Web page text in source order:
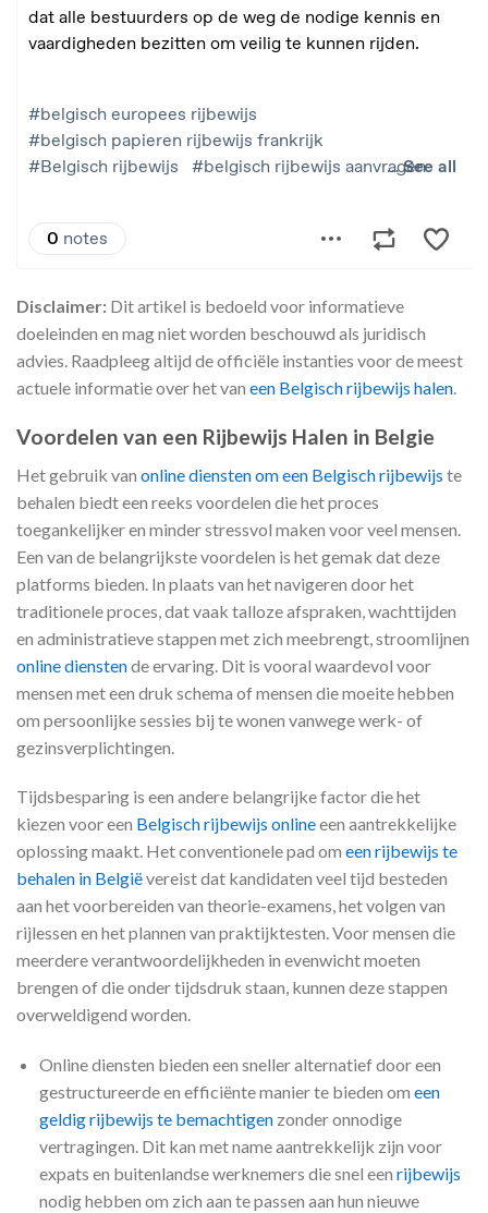
Disclaimer: Dit artikel is bedoeld voor informatieve
doeleinden en mag niet worden beschouwd als juridisch
advies. Raadpleeg altijd de officiële instanties voor de meest
actuele informatie over het van een Belgisch rijbewijs halen.
Voordelen van een Rijbewijs Halen in Belgie
Het gebruik van online diensten om een ​​Belgisch rijbewijs te
behalen biedt een reeks voordelen die het proces
toegankelijker en minder stressvol maken voor veel mensen.
Een van de belangrijkste voordelen is het gemak dat deze
platforms bieden. In plaats van het navigeren door het
traditionele proces, dat vaak talloze afspraken, wachttijden
en administratieve stappen met zich meebrengt, stroomlijnen
online dienstende ervaring. Dit is vooral waardevol voor
mensen met een druk schema of mensen die moeite hebben
om persoonlijke sessies bij te wonen vanwege werk- of
gezinsverplichtingen.
Tijdsbesparing is een andere belangrijke factor die het
kiezen voor een Belgisch rijbewijs onlineeen aantrekkelijke
oplossing maakt. Het conventionele pad om een ​​rijbewijs te
behalen in Belgiëvereist dat kandidaten veel tijd besteden
aan het voorbereiden van theorie-examens, het volgen van
rijlessen en het plannen van praktijktesten. Voor mensen die
meerdere verantwoordelijkheden in evenwicht moeten
brengen of die onder tijdsdruk staan, kunnen deze stappen
overweldigend worden.
Online diensten bieden een sneller alternatief door een
gestructureerde en efficiënte manier te bieden om een ​​
geldig rijbewijs te bemachtigenzonder onnodige
vertragingen. Dit kan met name aantrekkelijk zijn voor
expats en buitenlandse werknemers die snel een rijbewijs
nodig hebben om zich aan te passen aan hun nieuwe